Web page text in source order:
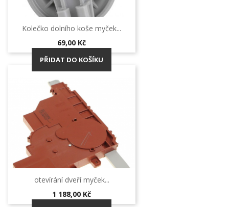
Kolečko dolního koše myček...
Cena
69,00 Kč
PŘIDAT DO KOŠÍKU
otevírání dveří myček...
Cena
1 188,00 Kč